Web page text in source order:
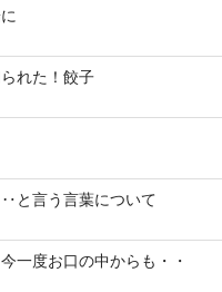
られた！餃子
と言う言葉について
一度お口の中からも・・